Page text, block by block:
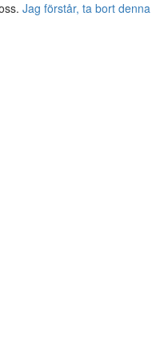
Jag förstår, ta bort